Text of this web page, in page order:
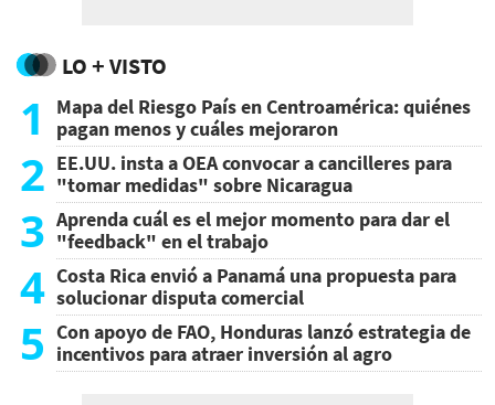
LO + VISTO
1
Mapa del Riesgo País en Centroamérica: quiénes
pagan menos y cuáles mejoraron
2 EE.UU. insta a OEA convocar a cancilleres para
"tomar medidas" sobre Nicaragua
3 Aprenda cuál es el mejor momento para dar el
"feedback" en el trabajo
4 Costa Rica envió a Panamá una propuesta para
solucionar disputa comercial
5 Con apoyo de FAO, Honduras lanzó estrategia de
incentivos para atraer inversión al agro